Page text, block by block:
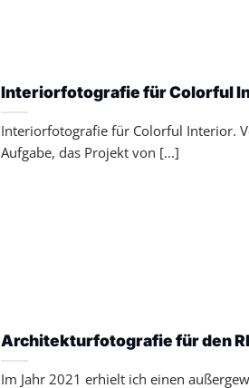
Interiorfotografie für Colorful
Interiorfotografie für Colorful Interior.
Aufgabe, das Projekt von [...]
Architekturfotografie für den
Im Jahr 2021 erhielt ich einen